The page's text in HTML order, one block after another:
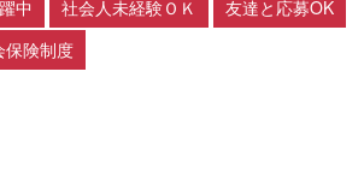
中 社会人未経験ＯＫ
友達と応募OK
保険制度